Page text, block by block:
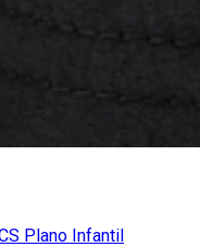
Plano Infantil